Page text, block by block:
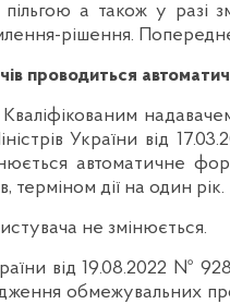
пільгою а також у
рішення.
проводиться
Кваліфікованим
України від
автоматичне
терміном дії на один рік.
не змінюється.
від 19.08.2022 №
обмежувальних